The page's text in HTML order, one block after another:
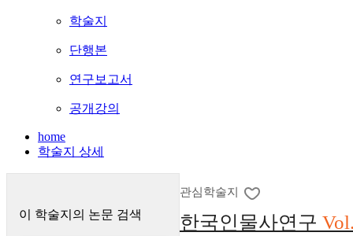
학술지
단행본
연구보고서
공개강의
home
학술지 상세
이 학술지의 논문 검색
관심학술지
한국인물사연구